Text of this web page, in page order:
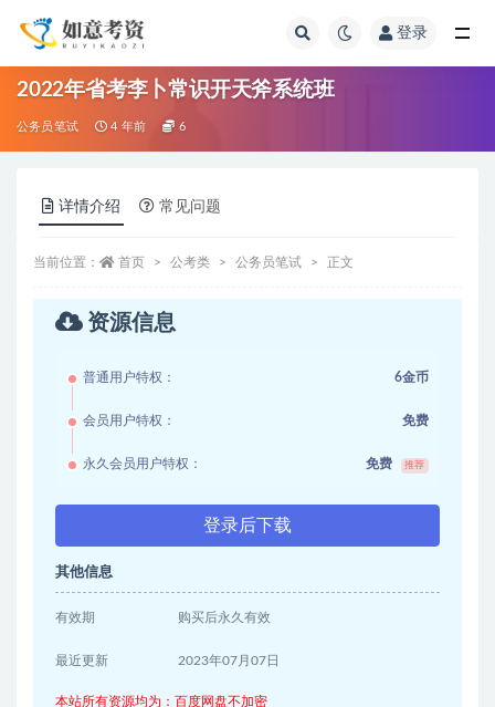
登录
2022年省考李卜常识开天斧系统班
公务员笔试 4 年前 6
详情介绍 常见问题
当前位置： 首页 公考类 公务员笔试 正文
资源信息
普通用户特权： 6金币
会员用户特权： 免费
永久会员用户特权： 免费 推荐
登录后下载
其他信息
有效期 购买后永久有效
最近更新 2023年07月07日
本站所有资源均为：百度网盘不加密